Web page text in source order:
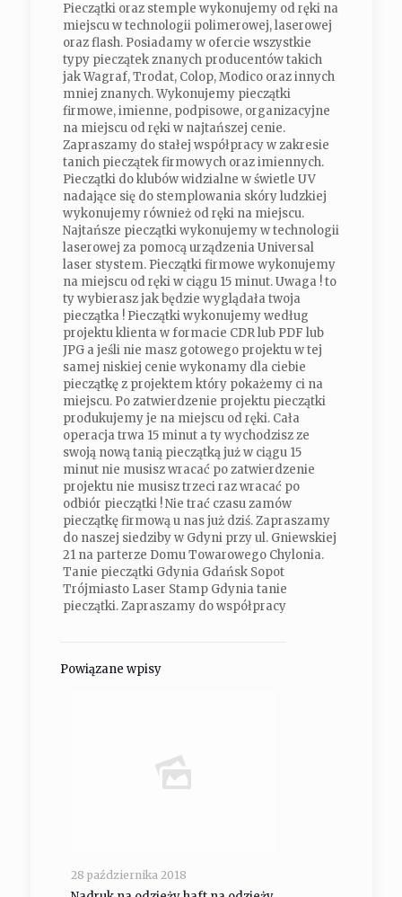
Pieczątki oraz stemple wykonujemy od ręki na
miejscu w technologii polimerowej, laserowej
oraz flash. Posiadamy w ofercie wszystkie
typy pieczątek znanych producentów takich
jak Wagraf, Trodat, Colop, Modico oraz innych
mniej znanych. Wykonujemy pieczątki
firmowe, imienne, podpisowe, organizacyjne
na miejscu od ręki w najtańszej cenie.
Zapraszamy do stałej współpracy w zakresie
tanich pieczątek firmowych oraz imiennych.
Pieczątki do klubów widzialne w świetle UV
nadające się do stemplowania skóry ludzkiej
wykonujemy również od ręki na miejscu.
Najtańsze pieczątki wykonujemy w technologii
laserowej za pomocą urządzenia Universal
laser stystem. Pieczątki firmowe wykonujemy
na miejscu od ręki w ciągu 15 minut. Uwaga ! to
ty wybierasz jak będzie wyglądała twoja
pieczątka ! Pieczątki wykonujemy według
projektu klienta w formacie CDR lub PDF lub
JPG a jeśli nie masz gotowego projektu w tej
samej niskiej cenie wykonamy dla ciebie
pieczątkę z projektem który pokażemy ci na
miejscu. Po zatwierdzenie projektu pieczątki
produkujemy je na miejscu od ręki. Cała
operacja trwa 15 minut a ty wychodzisz ze
swoją nową tanią pieczątką już w ciągu 15
minut nie musisz wracać po zatwierdzenie
projektu nie musisz trzeci raz wracać po
odbiór pieczątki ! Nie trać czasu zamów
pieczątkę firmową u nas już dziś. Zapraszamy
do naszej siedziby w Gdyni przy ul. Gniewskiej
21 na parterze Domu Towarowego Chylonia.
Tanie pieczątki Gdynia Gdańsk Sopot
Trójmiasto Laser Stamp Gdynia tanie
pieczątki. Zapraszamy do współpracy
Powiązane wpisy
28 października 2018